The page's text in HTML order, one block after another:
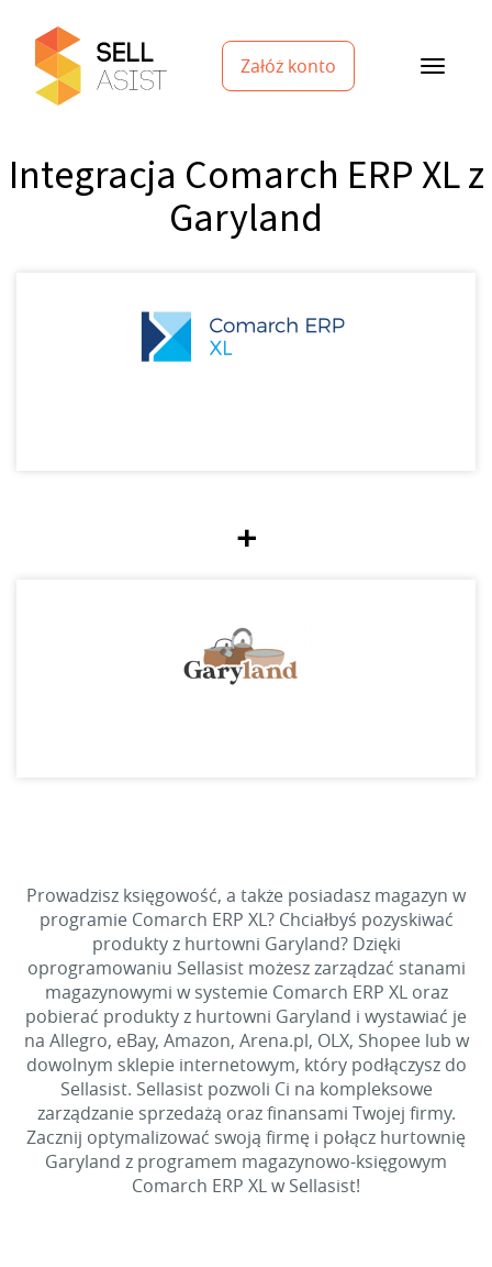
Załóż konto
Integracja Comarch ERP XL z
Garyland
+
Prowadzisz księgowość, a także posiadasz magazyn w
programie Comarch ERP XL? Chciałbyś pozyskiwać
produkty z hurtowni Garyland? Dzięki
oprogramowaniu Sellasist możesz zarządzać stanami
magazynowymi w systemie Comarch ERP XL oraz
pobierać produkty z hurtowni Garyland i wystawiać je
na Allegro, eBay, Amazon, Arena.pl, OLX, Shopee lub w
dowolnym sklepie internetowym, który podłączysz do
Sellasist. Sellasist pozwoli Ci na kompleksowe
zarządzanie sprzedażą oraz finansami Twojej firmy.
Zacznij optymalizować swoją firmę i połącz hurtownię
Garyland z programem magazynowo-księgowym
Comarch ERP XL w Sellasist!